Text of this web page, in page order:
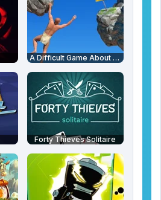
A Difficult Game About Climbing
Forty Thieves Solitaire